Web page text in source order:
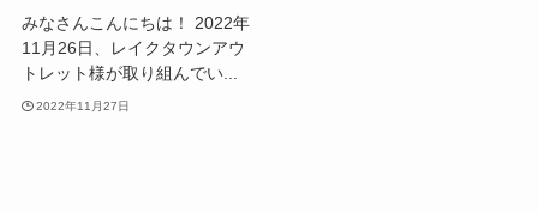
みなさんこんにちは！ 2022年
11月26日、レイクタウンアウ
トレット様が取り組んでい...
2022年11月27日